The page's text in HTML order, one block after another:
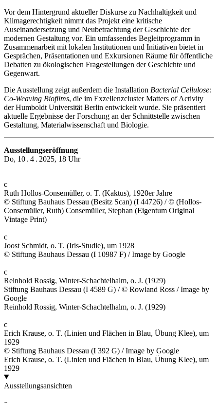
Vor dem Hintergrund aktueller Diskurse zu Nachhaltigkeit und
Klimagerechtigkeit nimmt das Projekt eine kritische
Auseinandersetzung und Neubetrachtung der Geschichte der
modernen Gestaltung vor. Ein umfassendes Begleitprogramm in
Zusammenarbeit mit lokalen Institutionen und Initiativen bietet in
Gesprächen, Präsentationen und Exkursionen Räume für öffentliche
Debatten zu ökologischen Fragestellungen der Geschichte und
Gegenwart.
Die Ausstellung zeigt außerdem die Installation Bacterial Cellulose:
Co-Weaving Biofilms, die im Exzellenzcluster Matters of Activity
der Humboldt Universität Berlin ­ent­wickelt wurde. Sie präsentiert
aktuelle Ergebnisse der ­Forschung an der Schnittstelle zwischen
Gestaltung, Material­wissenschaft und Biologie.
Ausstellungseröffnung
Do, 10 . 4 . 2025, 18 Uhr
c
Ruth Hollos-Consemüller, o. T. (Kaktus), 1920er Jahre
© Stiftung Bauhaus Dessau (Besitz Scan) (I 44726) / © (Hollos-
Consemüller, Ruth) Consemüller, Stephan (Eigentum Original
Vintage Print)
c
Joost Schmidt, o. T. (Iris-Studie), um 1928
© Stiftung Bauhaus Dessau (I 10987 F) / Image by Google
c
Reinhold Rossig, Winter-Schachtelhalm, o. J. (1929)
Stiftung Bauhaus Dessau (I 4589 G) / © Rowland Ross / Image by
Google
Reinhold Rossig, Winter-Schachtelhalm, o. J. (1929)
c
Erich Krause, o. T. (Linien und Flächen in Blau, Übung Klee), um
1929
© Stiftung Bauhaus Dessau (I 392 G) / Image by Google
Erich Krause, o. T. (Linien und Flächen in Blau, Übung Klee), um
1929
Ausstellungsansichten